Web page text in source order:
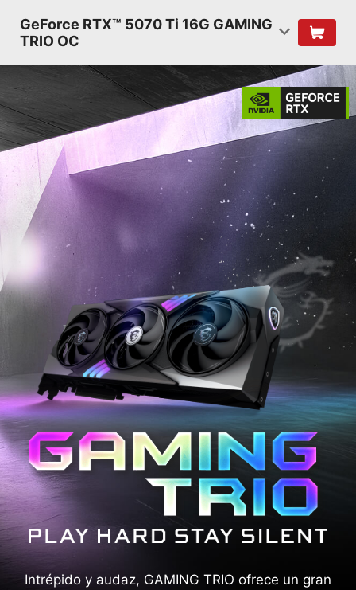
GeForce RTX™ 5070 Ti 16G GAMING
TRIO OC
Intrépido y audaz, GAMING TRIO ofrece un gran